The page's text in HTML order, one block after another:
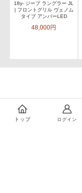
18y- ジープ ラングラー JL
| フロントグリル ヴェノム
タイプ アンバーLED
48,000円
トップ ログイン